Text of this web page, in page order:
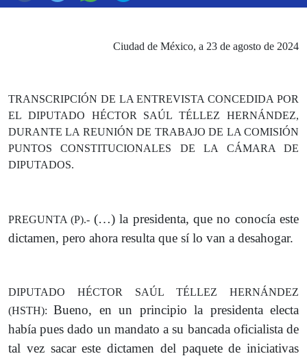
Ciudad de México, a 23 de agosto de 2024
TRANSCRIPCIÓN DE LA ENTREVISTA CONCEDIDA POR
EL DIPUTADO HÉCTOR SAÚL TÉLLEZ HERNÁNDEZ,
DURANTE LA REUNIÓN DE TRABAJO DE LA COMISIÓN
PUNTOS CONSTITUCIONALES DE LA CÁMARA DE
DIPUTADOS.
PREGUNTA (P).- (…) la presidenta, que no conocía este
dictamen, pero ahora resulta que sí lo van a desahogar.
DIPUTADO HÉCTOR SAÚL TÉLLEZ HERNÁNDEZ
(HSTH): Bueno, en un principio la presidenta electa
había pues dado un mandato a su bancada oficialista de
tal vez sacar este dictamen del paquete de iniciativas